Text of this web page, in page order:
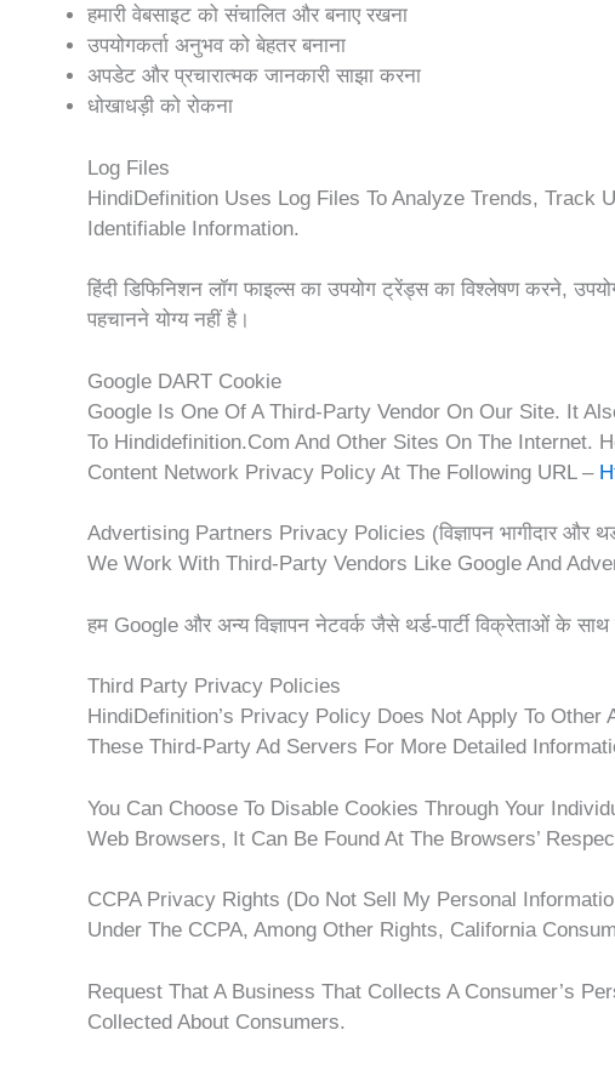
हमारी वेबसाइट को संचालित और बनाए रखना
उपयोगकर्ता अनुभव को बेहतर बनाना
अपडेट और प्रचारात्मक जानकारी साझा करना
धोखाधड़ी को रोकना
Log Files
HindiDefinition Uses Log Files To Analyze Trends, Track
Identifiable Information.
हिंदी डिफिनिशन लॉग फाइल्स का उपयोग ट्रेंड्स का विश्लेषण करने,
पहचानने योग्य नहीं है।
Google DART Cookie
Google Is One Of A Third-Party Vendor On Our Site. It
To Hindidefinition.com And Other Sites On The Internet.
Content Network Privacy Policy At The Following URL –
Advertising Partners Privacy Policies (विज्ञापन भागीदार और थर्ड
We Work With Third-Party Vendors Like Google And
हम Google और अन्य विज्ञापन नेटवर्क जैसे थर्ड-पार्टी विक्रेताओं के
Third Party Privacy Policies
HindiDefinition’s Privacy Policy Does Not Apply To
These Third-Party Ad Servers For More Detailed
You Can Choose To Disable Cookies Through Your
Web Browsers, It Can Be Found At The Browsers’
CCPA Privacy Rights (Do Not Sell My Personal
Under The CCPA, Among Other Rights, California
Request That A Business That Collects A Consumer’s
Collected About Consumers.